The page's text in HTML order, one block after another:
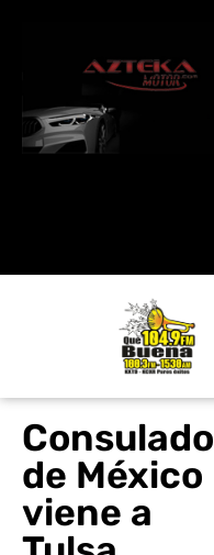
Consulado
de México
viene a